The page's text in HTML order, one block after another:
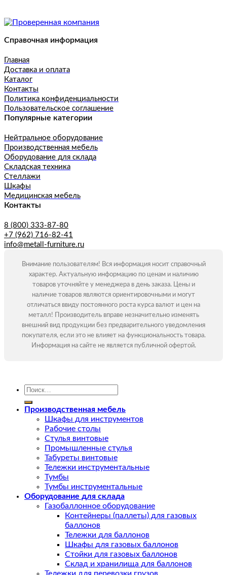
Справочная информация
Главная
Доставка и оплата
Каталог
Контакты
Политика конфиденциальности
Пользовательское соглашение
Популярные категории
Нейтральное оборудование
Производственная мебель
Оборудование для склада
Складская техника
Стеллажи
Шкафы
Медицинская мебель
Контакты
8 (800) 333-87-80
+7 (962) 716-82-41
info@metall-furniture.ru
Внимание пользователям! Вся информация носит справочный
характер. Актуальную информацию по ценам и наличию
товаров уточняйте у менеджера в день заказа. Цены и
наличие товаров являются ориентировочными и могут
отличаться ввиду постоянного роста курса валют и цен на
металл! Производитель вправе незначительно изменять
внешний вид продукции без предварительного уведомления
покупателя, если это не влияет на функциональность товара.
Информация на сайте не является публичной офертой.
Искать:
Производственная мебель
Шкафы для инструментов
Рабочие столы
Стулья винтовые
Промышленные стулья
Табуреты винтовые
Тележки инструментальные
Тумбы
Тумбы инструментальные
Оборудование для склада
Газобаллонное оборудование
Контейнеры (паллеты) для газовых
баллонов
Тележки для баллонов
Шкафы для газовых баллонов
Стойки для газовых баллонов
Склад и хранилища для баллонов